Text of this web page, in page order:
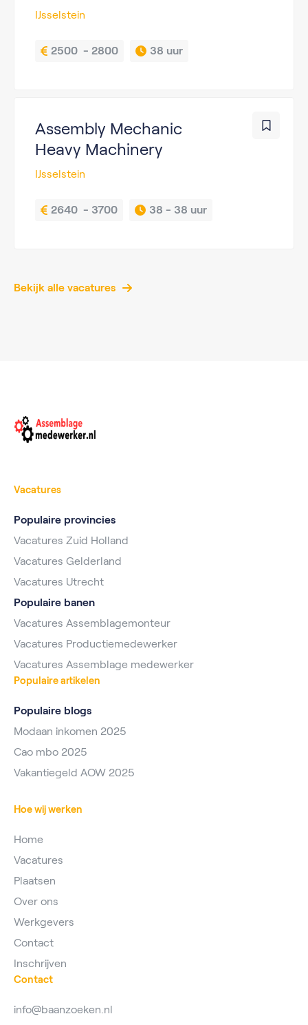
IJsselstein
2500  - 2800 38 uur
Assembly Mechanic
Heavy Machinery
IJsselstein
2640  - 3700 38 - 38 uur
Bekijk alle vacatures
Vacatures
Populaire provincies
Vacatures Zuid Holland
Vacatures Gelderland
Vacatures Utrecht
Populaire banen
Vacatures Assemblagemonteur
Vacatures Productiemedewerker
Vacatures Assemblage medewerker
Populaire artikelen
Populaire blogs
Modaan inkomen 2025
Cao mbo 2025
Vakantiegeld AOW 2025
Hoe wij werken
Home
Vacatures
Plaatsen
Over ons
Werkgevers
Contact
Inschrijven
Contact
info@baanzoeken.nl